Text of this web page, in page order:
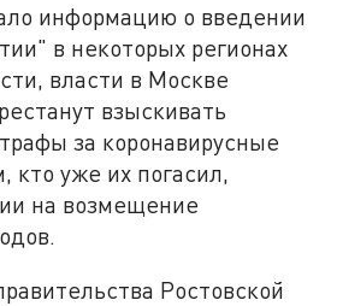
информацию о введении
в некоторых регионах
власти в Москве
взыскивать
за коронавирусные
кто уже их погасил,
на возмещение
Ростовской